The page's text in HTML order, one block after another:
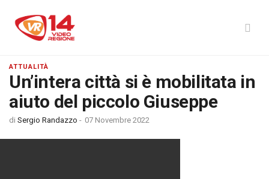
ATTUALITÀ
Un’intera città si è mobilitata in
aiuto del piccolo Giuseppe
di Sergio Randazzo - 07 Novembre 2022